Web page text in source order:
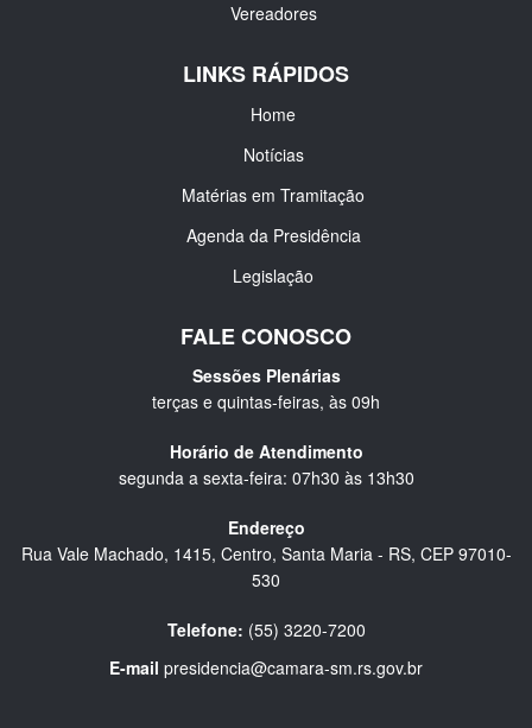
Vereadores
LINKS RÁPIDOS
Home
Notícias
Matérias em Tramitação
Agenda da Presidência
Legislação
FALE CONOSCO
Sessões Plenárias
terças e quintas-feiras, às 09h
Horário de Atendimento
segunda a sexta-feira: 07h30 às 13h30
Endereço
Rua Vale Machado, 1415, Centro, Santa Maria - RS, CEP 97010-
530
Telefone: (55) 3220-7200
E-mail presidencia@camara-sm.rs.gov.br